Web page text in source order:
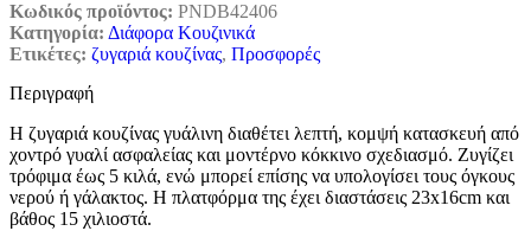
Κωδικός προϊόντος: PNDB42406
Κατηγορία: Διάφορα Κουζινικά
Ετικέτες: ζυγαριά κουζίνας, Προσφορές
Περιγραφή
Η ζυγαριά κουζίνας γυάλινη διαθέτει λεπτή, κομψή κατασκευή από
χοντρό γυαλί ασφαλείας και μοντέρνο κόκκινο σχεδιασμό. Ζυγίζει
τρόφιμα έως 5 κιλά, ενώ μπορεί επίσης να υπολογίσει τους όγκους
νερού ή γάλακτος. Η πλατφόρμα της έχει διαστάσεις 23x16cm και
βάθος 15 χιλιοστά.